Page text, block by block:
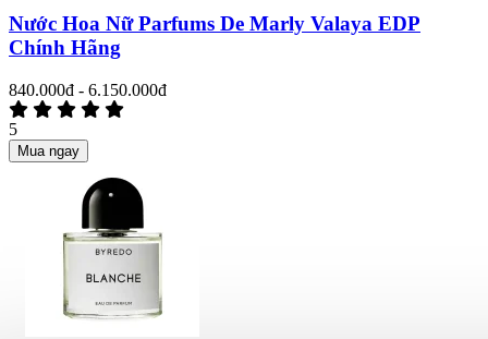
Nước Hoa Nữ Parfums De Marly Valaya EDP
Chính Hãng
840.000đ - 6.150.000đ
5
Mua ngay